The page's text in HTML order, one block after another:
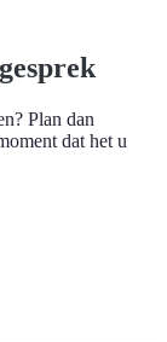
Plan dan
dat het u